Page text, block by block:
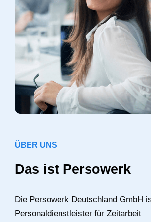
ÜBER UNS
Das ist Persowerk
Die Persowerk Deutschland GmbH
Personaldienstleister für Zeitarbeit